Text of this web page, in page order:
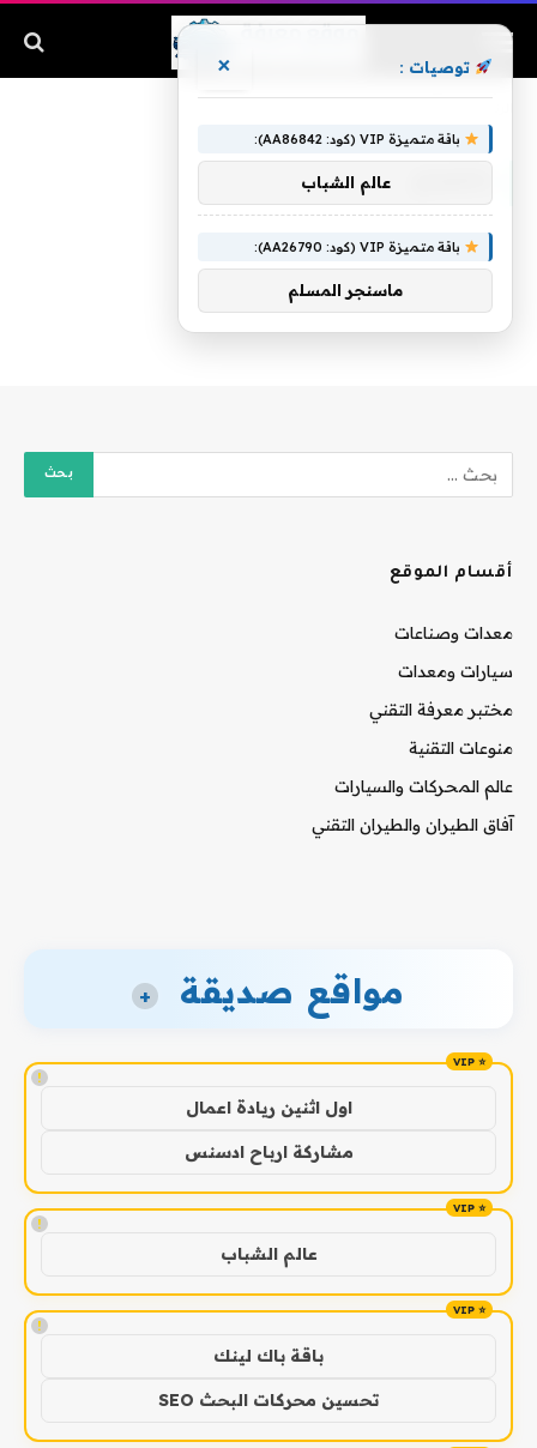
أقسام الموقع
معدات وصناعات
سيارات ومعدات
مختبر معرفة التقني
منوعات التقنية
عالم المحركات والسيارات
آفاق الطيران والطيران التقني
مواقع صديقة +
!
اول اثنين ريادة اعمال
مشاركة ارباح ادسنس
!
عالم الشباب
!
باقة باك لينك
تحسين محركات البحث SEO
توصيات : ×
باقة متميزة VIP (كود: AA86842):
عالم الشباب
باقة متميزة VIP (كود: AA26790):
ماسنجر المسلم